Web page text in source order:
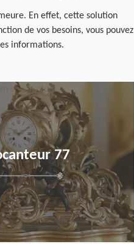
En effet, cette solution
de vos besoins, vous pouvez
informations.
77
en savoir plus